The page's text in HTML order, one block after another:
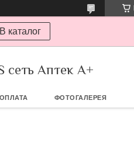
В каталог
Аптек А+
ФОТОГАЛЕРЕЯ